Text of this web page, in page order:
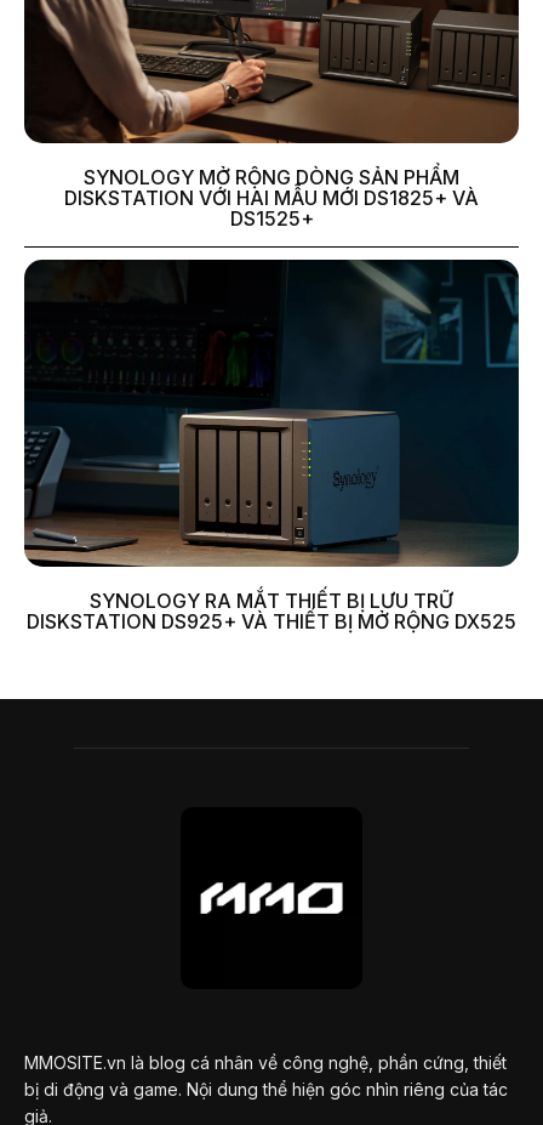
SYNOLOGY MỞ RỘNG DÒNG SẢN PHẨM
DISKSTATION VỚI HAI MẪU MỚI DS1825+ VÀ
DS1525+
SYNOLOGY RA MẮT THIẾT BỊ LƯU TRỮ
DISKSTATION DS925+ VÀ THIẾT BỊ MỞ RỘNG DX525
MMOSITE.vn là blog cá nhân về công nghệ, phần cứng, thiết
bị di động và game. Nội dung thể hiện góc nhìn riêng của tác
giả.